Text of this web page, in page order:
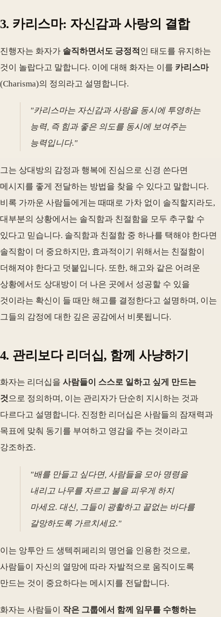
3. 카리스마: 자신감과 사랑의 결합
진행자는 화자가 솔직하면서도 긍정적 인 태도를 유지하는
것이 놀랍다고 말합니다. 이에 대해 화자는 이를 카리스마
(Charisma)의 정의라고 설명합니다.
"카리스마는 자신감과 사랑을 동시에 투영하는
능력, 즉 힘과 좋은 의도를 동시에 보여주는
능력입니다."
그는 상대방의 감정과 행복에 진심으로 신경 쓴다면
메시지를 좋게 전달하는 방법을 찾을 수 있다고 말합니다.
비록 가까운 사람들에게는 때때로 가차 없이 솔직할지라도,
대부분의 상황에서는 솔직함과 친절함을 모두 추구할 수
있다고 믿습니다. 솔직함과 친절함 중 하나를 택해야 한다면
솔직함이 더 중요하지만, 효과적이기 위해서는 친절함이
더해져야 한다고 덧붙입니다. 또한, 해고와 같은 어려운
상황에서도 상대방이 더 나은 곳에서 성공할 수 있을
것이라는 확신이 들 때만 해고를 결정한다고 설명하며, 이는
그들의 감정에 대한 깊은 공감에서 비롯됩니다.
4. 관리보다 리더십, 함께 사냥하기
화자는 리더십을 사람들이 스스로 일하고 싶게 만드는
것으로 정의하며, 이는 관리자가 단순히 지시하는 것과
다르다고 설명합니다. 진정한 리더십은 사람들의 잠재력과
목표에 맞춰 동기를 부여하고 영감을 주는 것이라고
강조하죠.
"배를 만들고 싶다면, 사람들을 모아 명령을
내리고 나무를 자르고 불을 피우게 하지
마세요. 대신, 그들이 광활하고 끝없는 바다를
갈망하도록 가르치세요."
이는 앙투안 드 생텍쥐페리의 명언을 인용한 것으로,
사람들이 자신의 열망에 따라 자발적으로 움직이도록
만드는 것이 중요하다는 메시지를 전달합니다.
화자는 사람들이 작은 그룹에서 함께 임무를 수행하는